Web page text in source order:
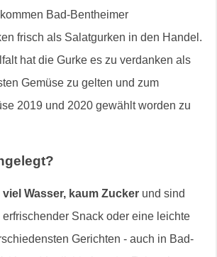
Bad-Bentheimer
frisch als Salatgurken in den Handel.
hat die Gurke es zu verdanken als
Gemüse zu gelten und zum
2019 und 2020 gewählt worden zu
Wasser, kaum Zucker und sind
Snack oder eine leichte
Gerichten - auch in Bad-